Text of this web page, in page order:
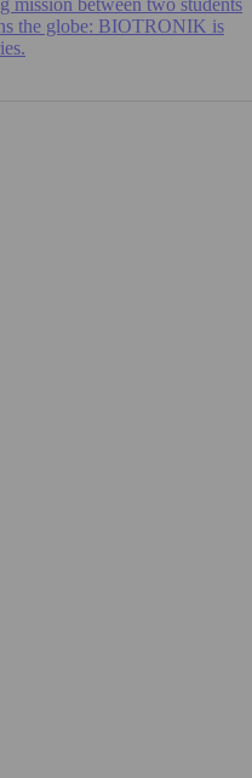
mission between two students
the globe: BIOTRONIK is